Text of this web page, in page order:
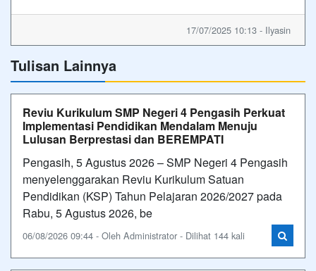
17/07/2025 10:13 - Ilyasin
Tulisan Lainnya
Reviu Kurikulum SMP Negeri 4 Pengasih Perkuat
Implementasi Pendidikan Mendalam Menuju
Lulusan Berprestasi dan BEREMPATI
Pengasih, 5 Agustus 2026 – SMP Negeri 4 Pengasih
menyelenggarakan Reviu Kurikulum Satuan
Pendidikan (KSP) Tahun Pelajaran 2026/2027 pada
Rabu, 5 Agustus 2026, be
06/08/2026 09:44 - Oleh Administrator - Dilihat 144 kali